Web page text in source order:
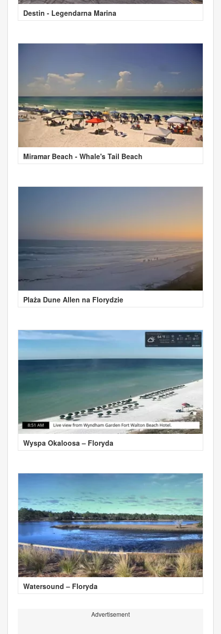
Destin - Legendarna Marina
Miramar Beach - Whale's Tail Beach
Plaża Dune Allen na Florydzie
Wyspa Okaloosa – Floryda
Watersound – Floryda
Advertisement